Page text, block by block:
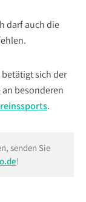
darf auch die
sich der
besonderen
.
senden Sie
!